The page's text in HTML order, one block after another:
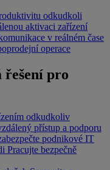
odkudkoli
aktivaci zařízení
v reálném čase
operace
řešení pro
odkudkoliv
přístup a podporu
podnikové IT
Pracujte bezpečně